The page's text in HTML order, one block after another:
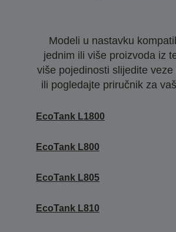
Modeli u nastavku
jednim ili više proizvoda iz
više pojedinosti slijedite veze
ili pogledajte priručnik za
EcoTank L1800
EcoTank L800
EcoTank L805
EcoTank L810